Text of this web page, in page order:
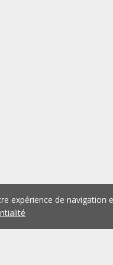
expérience de navigation